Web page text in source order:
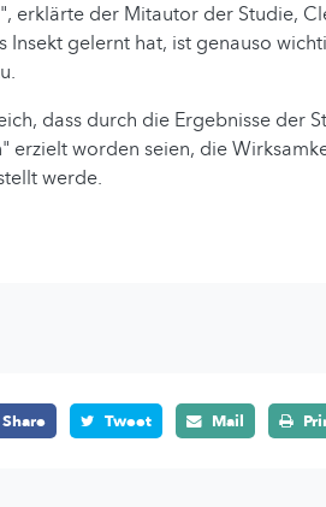
erklärte der Mitautor der Studie,
Insekt gelernt hat, ist genauso
dass durch die Ergebnisse der
erzielt worden seien, die
werde.
Share Tweet Mail